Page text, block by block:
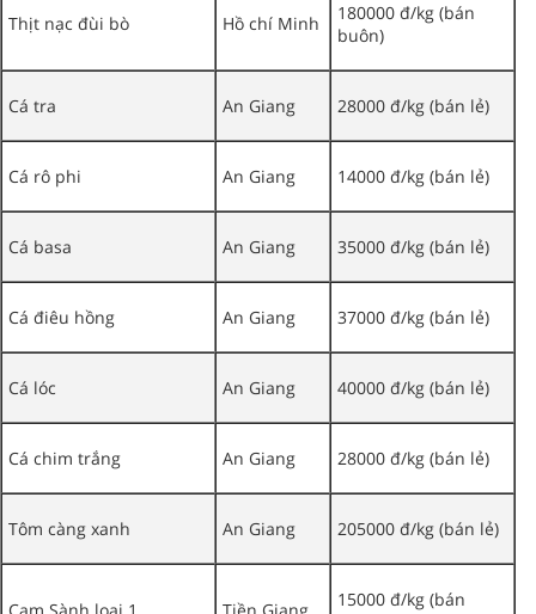
Thịt nạc đùi bò Hồ chí Minh
180000 đ/kg (bán
buôn)
Cá tra An Giang 28000 đ/kg (bán lẻ)
Cá rô phi An Giang 14000 đ/kg (bán lẻ)
Cá basa An Giang 35000 đ/kg (bán lẻ)
Cá điêu hồng An Giang 37000 đ/kg (bán lẻ)
Cá lóc An Giang 40000 đ/kg (bán lẻ)
Cá chim trắng An Giang 28000 đ/kg (bán lẻ)
Tôm càng xanh An Giang 205000 đ/kg (bán lẻ)
15000 đ/kg (bán